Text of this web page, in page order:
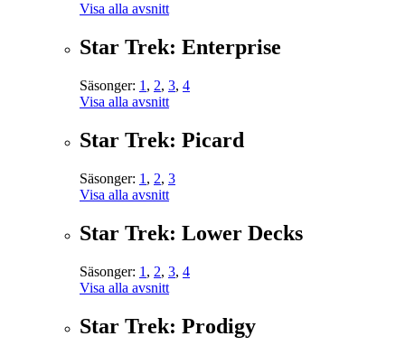
Visa alla avsnitt
Star Trek: Enterprise
Säsonger: 1 , 2, 3, 4
Visa alla avsnitt
Star Trek: Picard
Säsonger: 1 , 2, 3
Visa alla avsnitt
Star Trek: Lower Decks
Säsonger: 1 , 2, 3, 4
Visa alla avsnitt
Star Trek: Prodigy